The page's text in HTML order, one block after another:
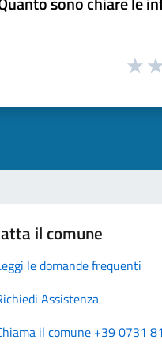
il comune
le domande frequenti
Assistenza
il comune +39 0731